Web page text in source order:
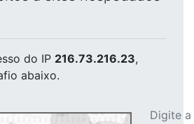
do IP 216.73.216.23,
abaixo.
Digite